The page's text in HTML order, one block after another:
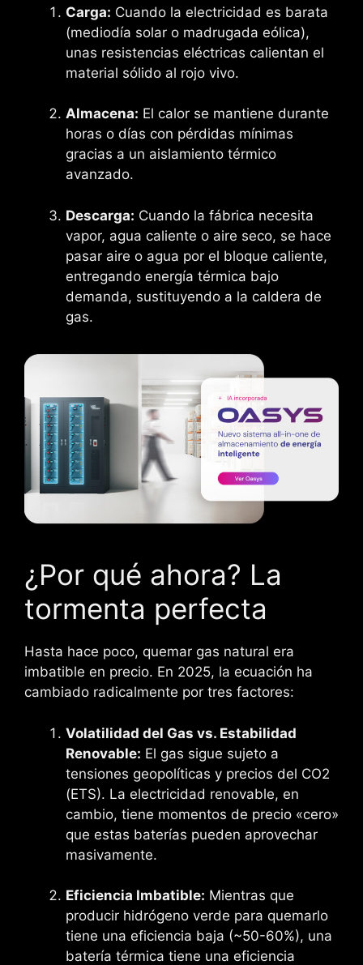
Carga: Cuando la electricidad es barata
(mediodía solar o madrugada eólica),
unas resistencias eléctricas calientan el
material sólido al rojo vivo.
Almacena: El calor se mantiene durante
horas o días con pérdidas mínimas
gracias a un aislamiento térmico
avanzado.
Descarga: Cuando la fábrica necesita
vapor, agua caliente o aire seco, se hace
pasar aire o agua por el bloque caliente,
entregando energía térmica bajo
demanda, sustituyendo a la caldera de
gas.
¿Por qué ahora? La
tormenta perfecta
Hasta hace poco, quemar gas natural era
imbatible en precio. En 2025, la ecuación ha
cambiado radicalmente por tres factores:
Volatilidad del Gas vs. Estabilidad
Renovable: El gas sigue sujeto a
tensiones geopolíticas y precios del CO2
(ETS). La electricidad renovable, en
cambio, tiene momentos de precio «cero»
que estas baterías pueden aprovechar
masivamente.
Eficiencia Imbatible: Mientras que
producir hidrógeno verde para quemarlo
tiene una eficiencia baja (~50-60%), una
batería térmica tiene una eficiencia